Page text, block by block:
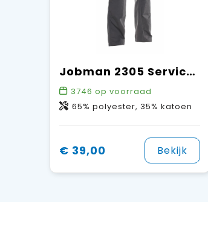
Jobman 2305 Service Trousers
3746 op voorraad
65% polyester, 35% katoen
€ 39,00 Bekijk